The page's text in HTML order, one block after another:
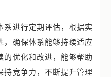
系进行定期评估，根据实
，确保体系能够持续适应
的优化和改进，能够帮助
持竞争力，不断提升管理